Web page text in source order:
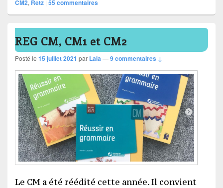
CM2, Retz | 55 commentaires
REG CM, CM1 et CM2
Posté le 15 juillet 2021 par Lala—9 commentaires ↓
Le CM a été réédité cette année. Il convient